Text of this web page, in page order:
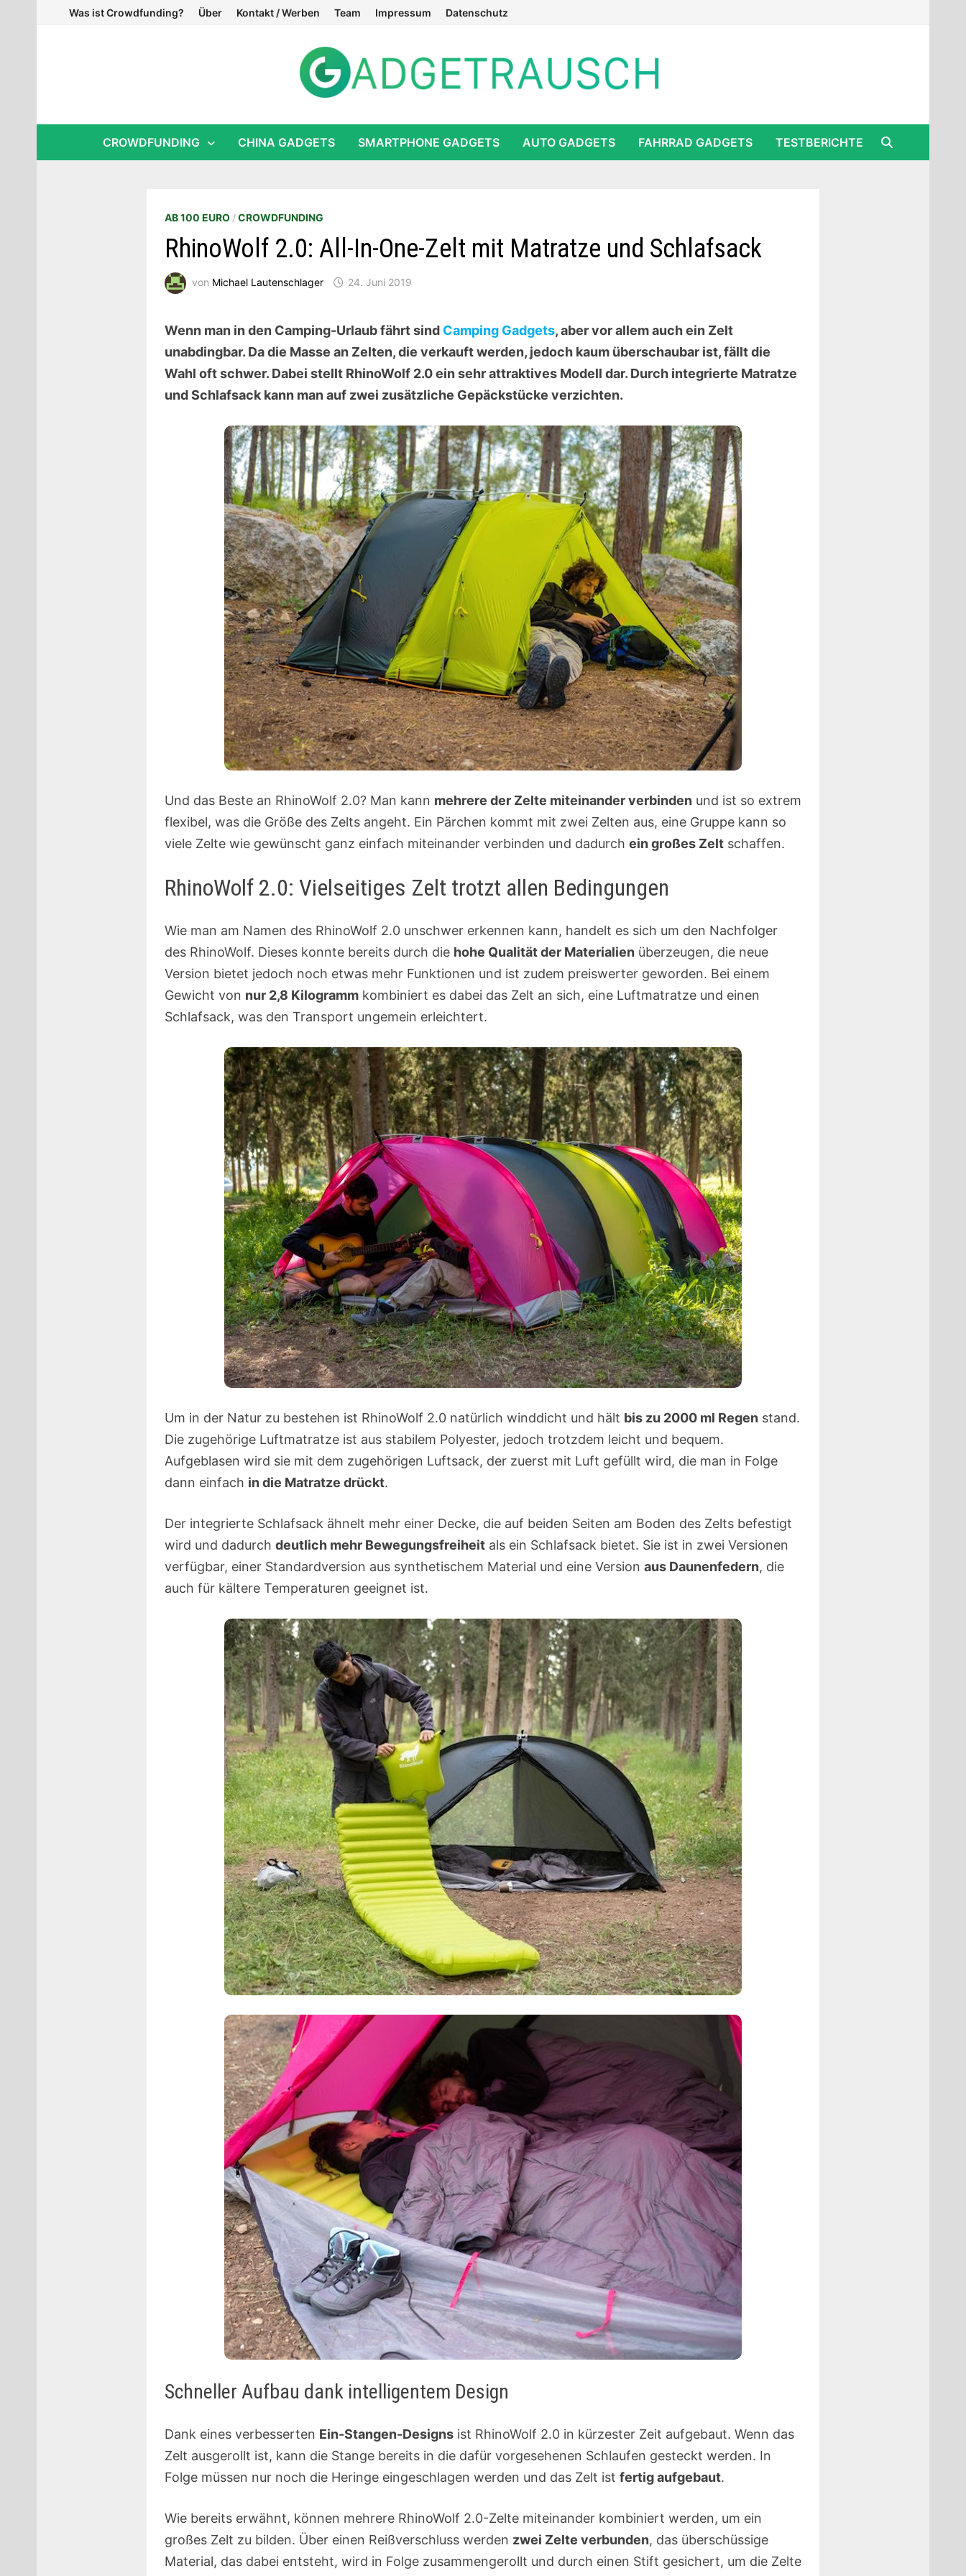
Was ist Crowdfunding? Über Kontakt / Werben Team Impressum Datenschutz
CROWDFUNDING CHINA GADGETS SMARTPHONE GADGETS AUTO GADGETS FAHRRAD GADGETS TESTBERICHTE
AB 100 EURO/CROWDFUNDING
RhinoWolf 2.0: All-In-One-Zelt mit Matratze und Schlafsack
von Michael Lautenschlager 24. Juni 2019
Wenn man in den Camping-Urlaub fährt sind Camping Gadgets, aber vor allem auch ein Zelt
unabdingbar. Da die Masse an Zelten, die verkauft werden, jedoch kaum überschaubar ist, fällt die
Wahl oft schwer. Dabei stellt RhinoWolf 2.0 ein sehr attraktives Modell dar. Durch integrierte Matratze
und Schlafsack kann man auf zwei zusätzliche Gepäckstücke verzichten.
Und das Beste an RhinoWolf 2.0? Man kann mehrere der Zelte miteinander verbinden und ist so extrem
flexibel, was die Größe des Zelts angeht. Ein Pärchen kommt mit zwei Zelten aus, eine Gruppe kann so
viele Zelte wie gewünscht ganz einfach miteinander verbinden und dadurch ein großes Zeltschaffen.
RhinoWolf 2.0: Vielseitiges Zelt trotzt allen Bedingungen
Wie man am Namen des RhinoWolf 2.0 unschwer erkennen kann, handelt es sich um den Nachfolger
des RhinoWolf. Dieses konnte bereits durch die hohe Qualität der Materialien überzeugen, die neue
Version bietet jedoch noch etwas mehr Funktionen und ist zudem preiswerter geworden. Bei einem
Gewicht von nur 2,8 Kilogrammkombiniert es dabei das Zelt an sich, eine Luftmatratze und einen
Schlafsack, was den Transport ungemein erleichtert.
Um in der Natur zu bestehen ist RhinoWolf 2.0 natürlich winddicht und hält bis zu 2000 ml Regen stand.
Die zugehörige Luftmatratze ist aus stabilem Polyester, jedoch trotzdem leicht und bequem.
Aufgeblasen wird sie mit dem zugehörigen Luftsack, der zuerst mit Luft gefüllt wird, die man in Folge
dann einfach in die Matratze drückt.
Der integrierte Schlafsack ähnelt mehr einer Decke, die auf beiden Seiten am Boden des Zelts befestigt
wird und dadurch deutlich mehr Bewegungsfreiheitals ein Schlafsack bietet. Sie ist in zwei Versionen
verfügbar, einer Standardversion aus synthetischem Material und eine Version aus Daunenfedern, die
auch für kältere Temperaturen geeignet ist.
Schneller Aufbau dank intelligentem Design
Dank eines verbesserten Ein-Stangen-Designsist RhinoWolf 2.0 in kürzester Zeit aufgebaut. Wenn das
Zelt ausgerollt ist, kann die Stange bereits in die dafür vorgesehenen Schlaufen gesteckt werden. In
Folge müssen nur noch die Heringe eingeschlagen werden und das Zelt ist fertig aufgebaut.
Wie bereits erwähnt, können mehrere RhinoWolf 2.0-Zelte miteinander kombiniert werden, um ein
großes Zelt zu bilden. Über einen Reißverschluss werden zwei Zelte verbunden, das überschüssige
Material, das dabei entsteht, wird in Folge zusammengerollt und durch einen Stift gesichert, um die Zelte